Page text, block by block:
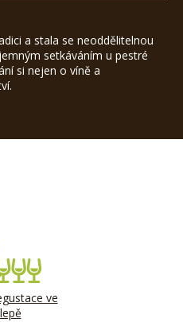
a stala se neoddělitelnou
setkáváním u pestré
si nejen o víně a
ve